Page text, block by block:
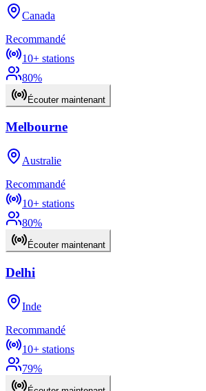
Canada
Recommandé
10+ stations
80%
Écouter maintenant
Melbourne
Australie
Recommandé
10+ stations
80%
Écouter maintenant
Delhi
Inde
Recommandé
10+ stations
79%